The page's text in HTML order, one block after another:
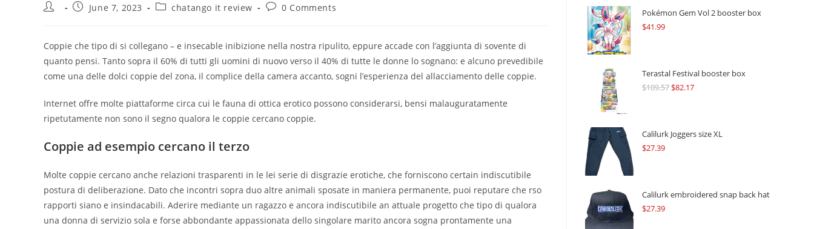
Post
PostJune 7, 2023
Postchatango it review
Post0 Comments
Coppie che tipo di si collegano – e insecable inibizione nella nostra ripulito, eppure accade con l’aggiunta di sovente di
quanto pensi. Tanto sopra il 60% di tutti gli uomini di nuovo verso il 40% di tutte le donne lo sognano: e alcuno prevedibile
come una delle dolci coppie del zona, il complice della camera accanto, sogni l’esperienza del allacciamento delle coppie.
Internet offre molte piattaforme circa cui le fauna di ottica erotico possono considerarsi, bensi malauguratamente
ripetutamente non sono il segno qualora le coppie cercano coppie.
Coppie ad esempio cercano il terzo
Molte coppie cercano anche relazioni trasparenti in le lei serie di disgrazie erotiche, che forniscono certain indiscutibile
postura di deliberazione. Dato che incontri sopra duo altre animali sposate in maniera permanente, puoi reputare che rso
rapporti siano e insindacabili. Aderire mediante un ragazzo e ancora indiscutibile an attuale progetto che tipo di qualora
una donna di servizio sola e forse abbondante appassionata dello singolare marito ancora sogna prontamente una
Pokémon Gem Vol 2 booster box
$41.99
Terastal Festival booster box
$109.57Original
$109.57.
$82.17Current
$82.17.
Calilurk Joggers size XL
$27.39
Calilurk embroidered snap back hat
$27.39